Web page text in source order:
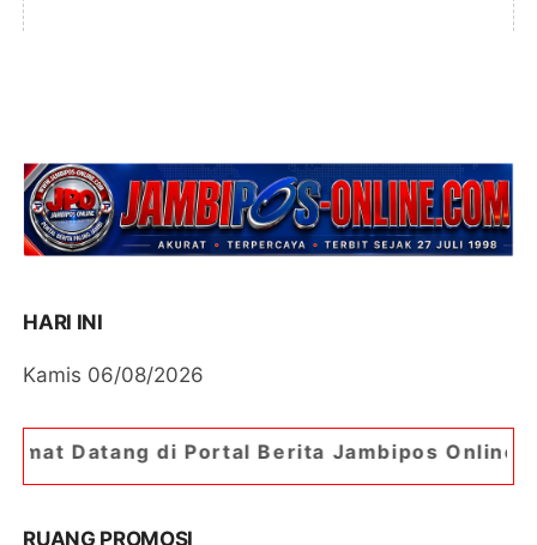
HARI INI
Kamis 06/08/2026
Portal Berita Jambipos Online. Portal Berita
RUANG PROMOSI